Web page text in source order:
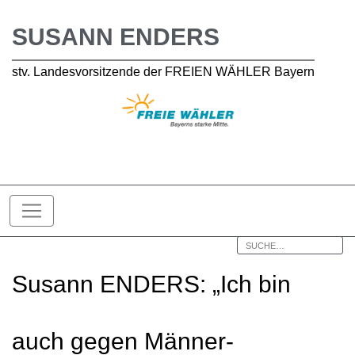
SUSANN ENDERS
stv. Landesvorsitzende der FREIEN WÄHLER Bayern
Susann ENDERS: „Ich bin
auch gegen Männer-